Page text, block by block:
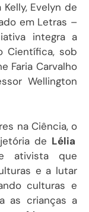
Evelyn de
em Letras –
integra a
Científica, sob
Faria Carvalho
Wellington
na Ciência, o
de Lélia
ativista que
e a lutar
culturas e
as crianças a